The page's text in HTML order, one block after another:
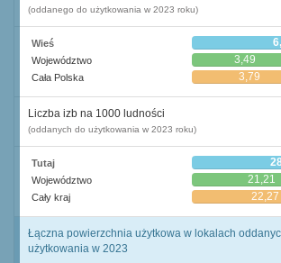
(oddanego do użytkowania w 2023 roku)
Wieś
Województwo 3,49
Cała Polska 3,79
Liczba izb na 1000 ludności
(oddanych do użytkowania w 2023 roku)
Tutaj
Województwo 21,21
Cały kraj 22,27
Łączna powierzchnia użytkowa w lokalach
użytkowania w 2023